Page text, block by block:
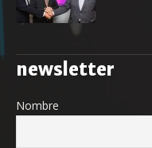
newsletter
Nombre